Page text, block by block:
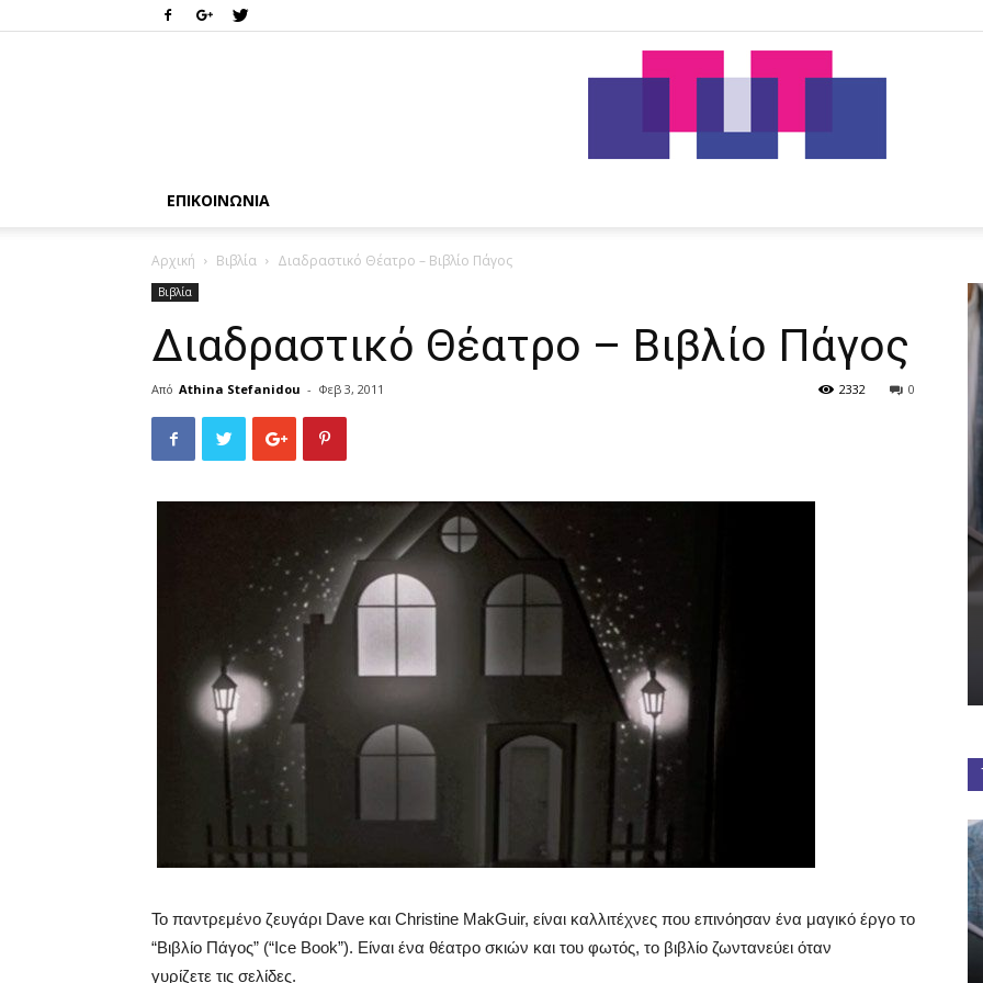
ΕΠΙΚΟΙΝΩΝΊΑ
Αρχική Βιβλία Διαδραστικό Θέατρο – Βιβλίο Πάγος
Βιβλία
Διαδραστικό Θέατρο – Βιβλίο Πάγος
Από Athina Stefanidou - Φεβ 3, 2011 0
2332
Το παντρεμένο ζευγάρι Dave και Christine MakGuir, είναι καλλιτέχνες που επινόησαν ένα μαγικό έργο το
“Βιβλίο Πάγος” (“Ice Book”). Είναι ένα θέατρο σκιών και του φωτός, το βιβλίο ζωντανεύει όταν
γυρίζετε τις σελίδες.